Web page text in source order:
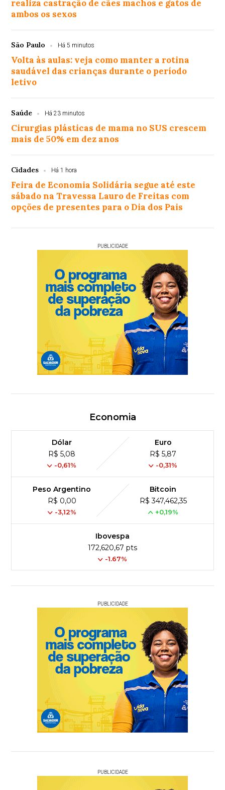
realiza castração de cães machos e gatos de
ambos os sexos
São Paulo Há 5 minutos
Volta às aulas: veja como manter a rotina
saudável das crianças durante o período
letivo
Saúde Há 23 minutos
Cirurgias plásticas de mama no SUS crescem
mais de 50% em dez anos
Cidades Há 1 hora
Feira de Economia Solidária segue até este
sábado na Travessa Lauro de Freitas com
opções de presentes para o Dia dos Pais
PUBLICIDADE
Economia
Dólar
R$ 5,08
-0,61%
Euro
R$ 5,87
-0,31%
Peso Argentino
R$ 0,00
-3,12%
Bitcoin
R$ 347,462,35
+0,19%
Ibovespa
172,620,67 pts
-1.67%
PUBLICIDADE
PUBLICIDADE